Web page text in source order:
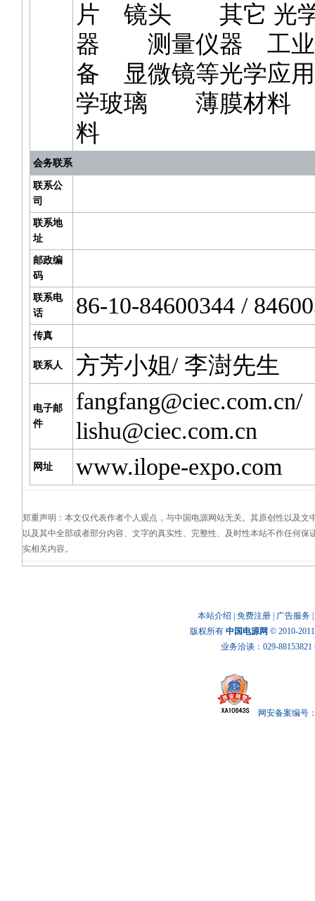
片 镜头 其它 光学
器 测量仪器 工业
备 显微镜等光学应
学玻璃 薄膜材料
料
会务联系
联系公
司
联系地
址
邮政编
码
联系电
话
86-10-84600344 /
传真
联系人 方芳小姐/ 李澍先生
电子邮
件
fangfang@ciec.com.cn/
lishu@ciec.com.cn
网址 www.ilope-expo.com
郑重声明：本文仅代表作者个人观点，与中国电源网站无关。其原创性以及文
以及其中全部或者部分内容、文字的真实性、完整性、及时性本站不作任何保
实相关内容。
本站介绍 免费注册 广告服务
版权所有 中国电源网 © 2010-
业务洽谈：029-
网安备案编号